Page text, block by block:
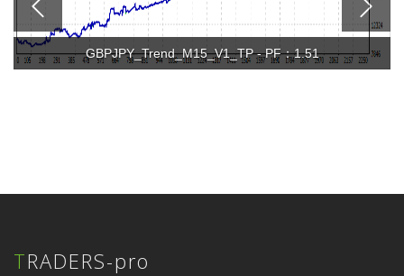
GBPJPY_Trend_M15_V1_TP - PF：1.51
TRADERS-pro